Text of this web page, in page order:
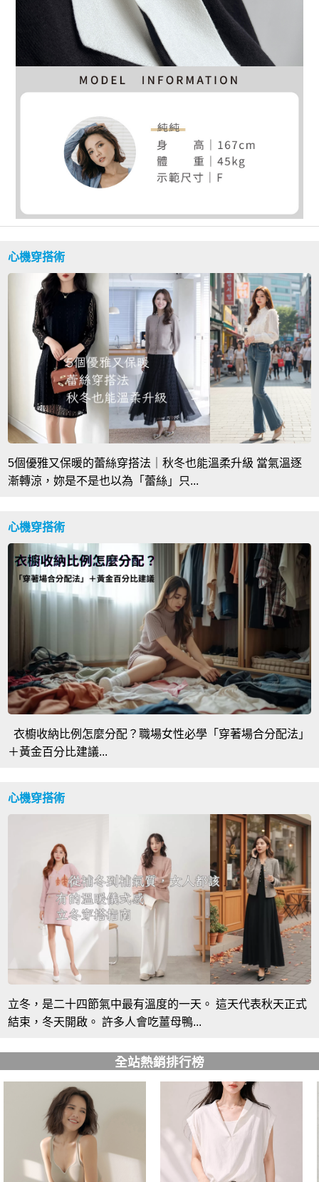
心機穿搭術
5個優雅又保暖的蕾絲穿搭法｜秋冬也能溫柔升級 當氣溫逐
漸轉涼，妳是不是也以為「蕾絲」只...
心機穿搭術
衣櫥收納比例怎麼分配？職場女性必學「穿著場合分配法」
＋黃金百分比建議...
心機穿搭術
立冬，是二十四節氣中最有溫度的一天。 這天代表秋天正式
結束，冬天開啟。 許多人會吃薑母鴨...
全站熱銷排行榜